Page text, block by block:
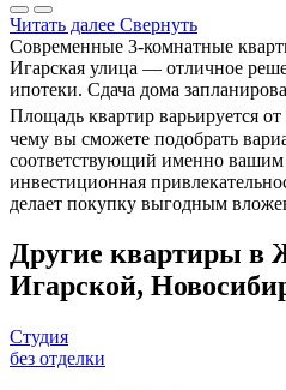
Читать далее Свернуть
Современные 3-комнатные
Игарская улица — отличное
ипотеки. Сдача дома
Площадь квартир варьируется
чему вы сможете подобрать
соответствующий именно
инвестиционная
делает покупку выгодным
Другие квартиры в
Игарской,
Студия
без отделки